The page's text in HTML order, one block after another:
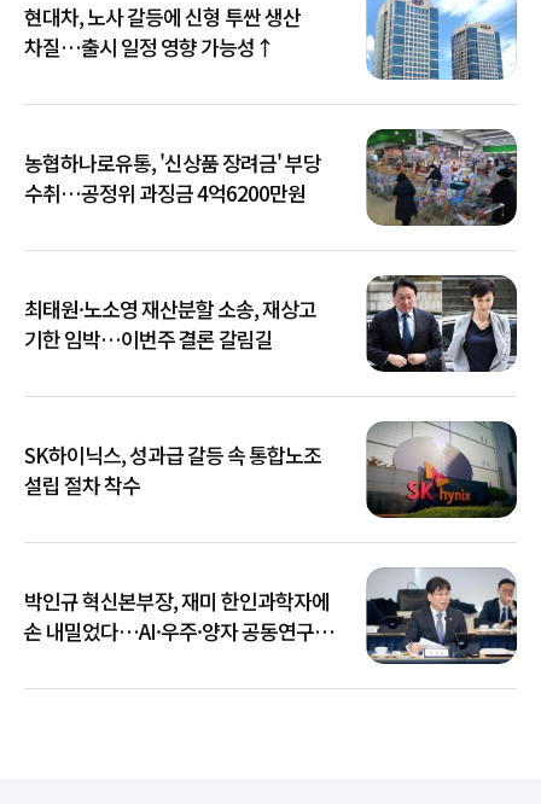
현대차, 노사 갈등에 신형 투싼 생산
차질…출시 일정 영향 가능성↑
농협하나로유통, '신상품 장려금' 부당
수취…공정위 과징금 4억6200만원
최태원·노소영 재산분할 소송, 재상고
기한 임박…이번주 결론 갈림길
SK하이닉스, 성과급 갈등 속 통합노조
설립 절차 착수
박인규 혁신본부장, 재미 한인과학자에
손 내밀었다…AI·우주·양자 공동연구